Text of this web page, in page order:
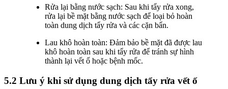
Rửa lại bằng nước sạch: Sau khi tẩy rửa xong,
rửa lại bề mặt bằng nước sạch để loại bỏ hoàn
toàn dung dịch tẩy rửa và các cặn bẩn.
Lau khô hoàn toàn: Đảm bảo bề mặt đã được lau
khô hoàn toàn sau khi tẩy rửa để tránh sự hình
thành lại vết ố hoặc bệnh mốc.
5.2 Lưu ý khi sử dụng dung dịch tẩy rửa vết ố